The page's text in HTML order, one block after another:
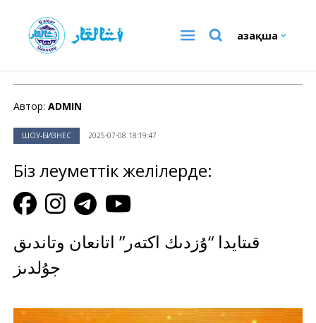
Қазақша
Автор: ADMIN
ШОУ-БИЗНЕС 2025-07-08 18:19:47
Біз әлеуметтік желілерде:
قىتايدا “ۇزدىك اكتەر” اتانعان وتاندىق
جۇلدىز